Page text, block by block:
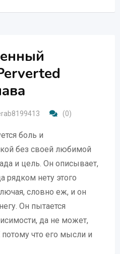
(0)
боль и
без своей любимой
и цель. Он описывает,
рядком нету этого
словно еж, и он
Он пытается
да не может,
потому что его мысли и